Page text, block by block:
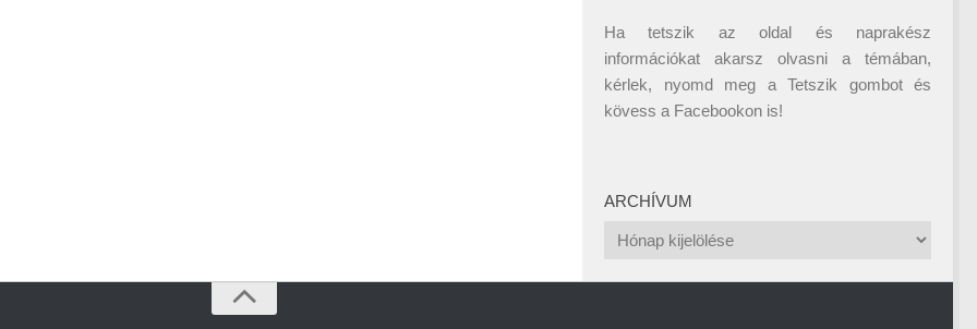
Ha tetszik az oldal és naprakész
információkat akarsz olvasni a témában,
kérlek, nyomd meg a Tetszik gombot és
kövess a Facebookon is!
ARCHÍVUM
Archívum